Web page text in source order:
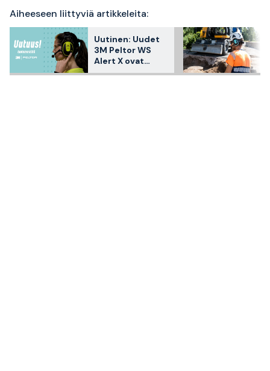
Aiheeseen liittyviä artikkeleita:
Uutinen: Uudet
3M Peltor WS
Alert X ovat
täällä!